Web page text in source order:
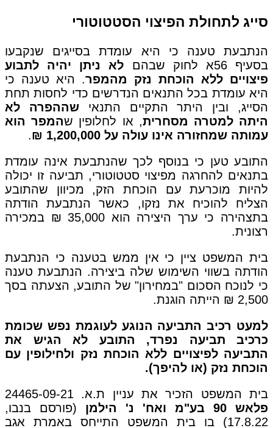
סייג לתחולת הפיצוי הסטטוטורי
הנתבעת טענה כי היא עומדת בסייגים שנקבעו
בסעיף 56א לחוק שבהם
לא ניתן יהיה לתבוע
פיצויים ללא הוכחת נזק מהמפר. היא טענה כי
היא עומדת בכל התנאים הנדרשים כדי לחסות תחת
הסייג, ובין היתר התקיים התנאישההפרה לא
היתה למטרה מסחרית, או לחלופין שהמפר הוא
עמותה שמחזורה אינו עולה על 1,200,000 ₪
.
התובע טען כי בנוסף לכך שהנתבעת אינה עומדת
בתנאים להחרגה מפיצוי סטטוטורי, תביעה זו יכולה
להיות מוכרעת עם הוכחת הזק, מכיוון שהתובע
הצליח להוכיח את נזקו, כאשר הנתבעת הודתה
בתצהירה כי ערך היצירה הוא 35,000 ₪ במכירה
רצונית.
בית המשפט ציין כי אין ממש בטענה כי הנתבעת
הודתה בשווי השימוש שלה ביצירה. הנתבעת טענה
כי לנוכח הסכום "במחירון" של התובע, הצעתה בסך
2,500 ₪ הייתה הוגנת.
למעט רכיב התביעה הנוגע לעוגמת נפש שכומת
כרכיב תביעה נפרד, התובע לא הגיש את
התביעה לפיצויים ללא הוכחת נזק ולחילופין עם
הוכחת נזק (או להיפך).
בית המשפט הזכיר את עניין ת.א. 24465-09-21
פלאש 90 בע"מ ואח' נ' הילמן
(פורסם בנבו,
17.8.22) בו בית המשפט התייחס באמרת אגב